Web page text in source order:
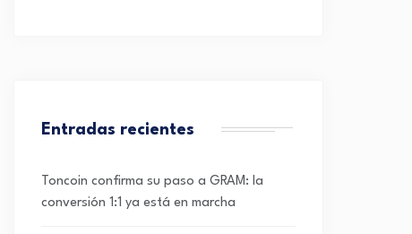
Entradas recientes
Toncoin confirma su paso a GRAM: la
conversión 1:1 ya está en marcha